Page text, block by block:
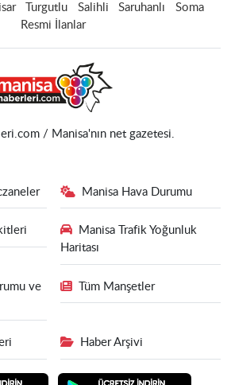
Turgutlu Salihli Saruhanlı
Soma
Resmi İlanlar
/ Manisa'nın net gazetesi.
Manisa Hava Durumu
Manisa Trafik Yoğunluk
Haritası
ve
Tüm Manşetler
Haber Arşivi